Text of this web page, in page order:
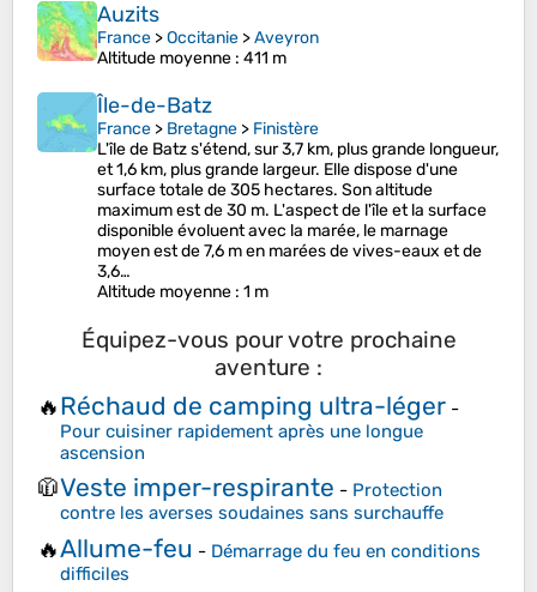
Auzits
France >Occitanie >Aveyron
Altitude moyenne : 411 m
Île-de-Batz
France > Bretagne > Finistère
L'île de Batz s'étend, sur 3,7 km, plus grande longueur,
et 1,6 km, plus grande largeur. Elle dispose d'une
surface totale de 305 hectares. Son altitude
maximum est de 30 m. L'aspect de l'île et la surface
disponible évoluent avec la marée, le marnage
moyen est de 7,6 m en marées de vives-eaux et de
3,6…
Altitude moyenne : 1 m
Équipez-vous pour votre prochaine
aventure :
🔥Réchaud de camping ultra-léger -
Pour cuisiner rapidement après une longue
ascension
🧥Veste imper-respirante - Protection
contre les averses soudaines sans surchauffe
🔥Allume-feu - Démarrage du feu en conditions
difficiles